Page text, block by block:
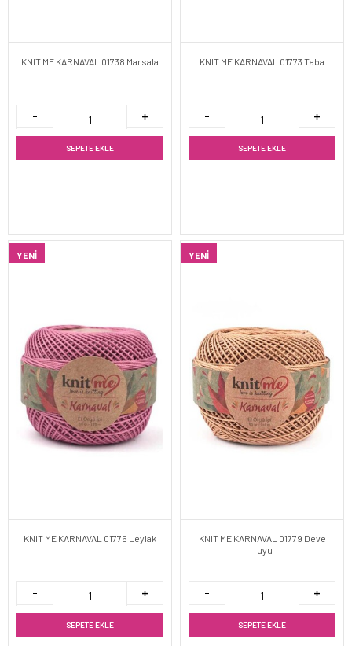
KNIT ME KARNAVAL 01738 Marsala
SEPETE EKLE
KNIT ME KARNAVAL 01773 Taba
SEPETE EKLE
YENI
KNIT ME KARNAVAL 01776 Leylak
SEPETE EKLE
YENI
KNIT ME KARNAVAL 01779 Deve
Tüyü
SEPETE EKLE